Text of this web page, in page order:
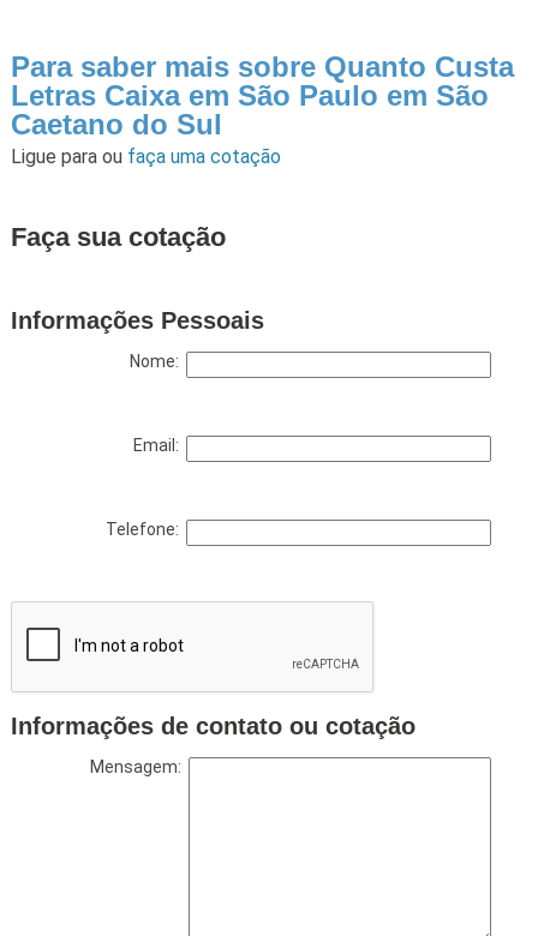
Para saber mais sobre Quanto Custa
Letras Caixa em São Paulo em São
Caetano do Sul
Ligue para ou faça uma cotação
Faça sua cotação
Informações Pessoais
Nome:
Email:
Telefone:
Informações de contato ou cotação
Mensagem: